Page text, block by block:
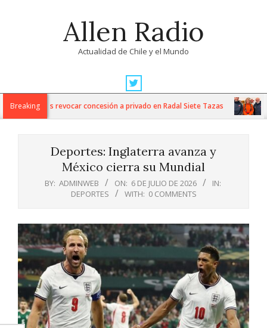
Allen Radio
Actualidad de Chile y el Mundo
Navigation
MenuBreaking
Nacionales revocar concesión a privado en Radal Siete Tazas
Deportes: Inglaterra avanza y
México cierra su Mundial
BY: ADMINWEB ON: 6 DE JULIO DE 2026
IN:
DEPORTES
WITH: 0 COMMENTS